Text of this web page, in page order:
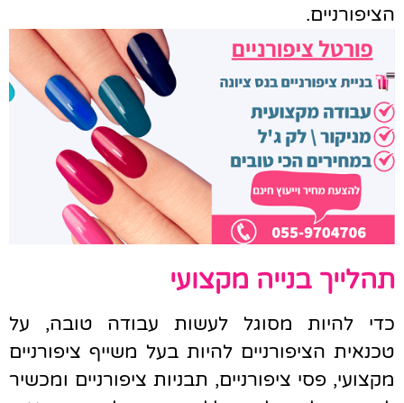
הציפורניים.
תהלייך בנייה מקצועי
כדי להיות מסוגל לעשות עבודה טובה, על
טכנאית הציפורניים להיות בעל משייף ציפורניים
מקצועי, פסי ציפורניים, תבניות ציפורניים ומכשיר